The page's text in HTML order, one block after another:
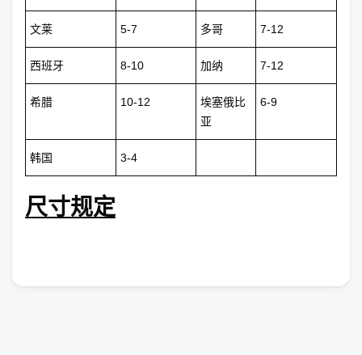
文莱 5-7 多哥 7-12
西班牙 8-10 加纳 7-12
希腊 10-12
埃塞俄比
亚
6-9
韩国 3-4
尺寸规定